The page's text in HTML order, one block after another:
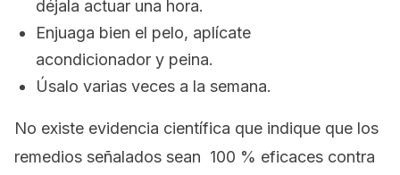
déjala actuar una hora.
Enjuaga bien el pelo, aplícate
acondicionador y peina.
Úsalo varias veces a la semana.
No existe evidencia científica que indique que los
remedios señalados sean 100 % eficaces contra